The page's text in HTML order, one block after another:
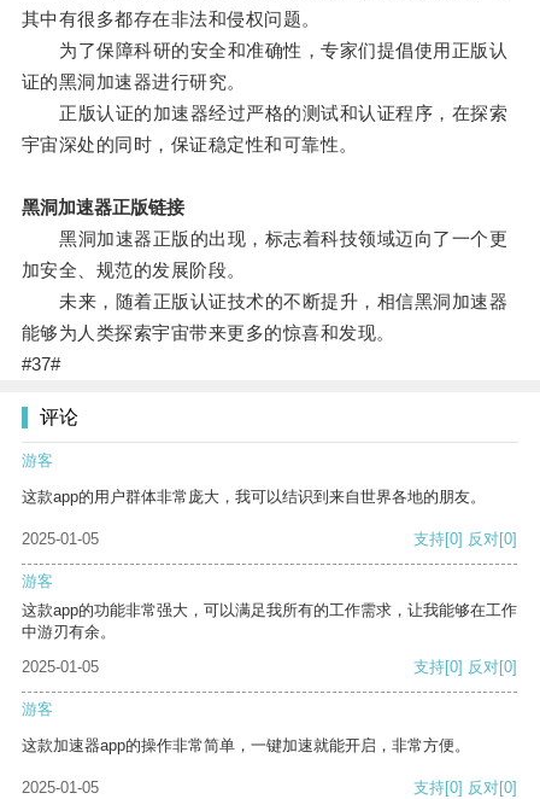
其中有很多都存在非法和侵权问题。
为了保障科研的安全和准确性，专家们提倡使用正版认
证的黑洞加速器进行研究。
正版认证的加速器经过严格的测试和认证程序，在探索
宇宙深处的同时，保证稳定性和可靠性。
黑洞加速器正版链接
黑洞加速器正版的出现，标志着科技领域迈向了一个更
加安全、规范的发展阶段。
未来，随着正版认证技术的不断提升，相信黑洞加速器
能够为人类探索宇宙带来更多的惊喜和发现。
#37#
评论
游客
这款app的用户群体非常庞大，我可以结识到来自世界各地的朋友。
2025-01-05 支持[0] 反对[0]
游客
这款app的功能非常强大，可以满足我所有的工作需求，让我能够在工作
中游刃有余。
2025-01-05
支持[0] 反对[0]
游客
这款加速器app的操作非常简单，一键加速就能开启，非常方便。
2025-01-05 支持[0] 反对[0]